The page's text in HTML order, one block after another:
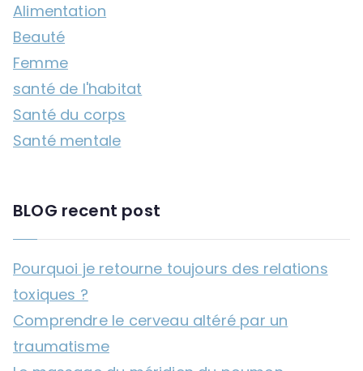
Alimentation
Beauté
Femme
santé de l'habitat
Santé du corps
Santé mentale
BLOG recent post
Pourquoi je retourne toujours des relations
toxiques ?
Comprendre le cerveau altéré par un
traumatisme